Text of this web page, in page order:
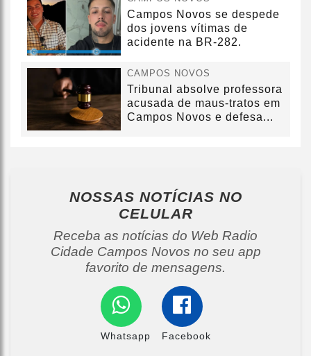
Campos Novos se despede
dos jovens vítimas de
acidente na BR-282.
CAMPOS NOVOS
Tribunal absolve professora
acusada de maus-tratos em
Campos Novos e defesa...
NOSSAS NOTÍCIAS NO
CELULAR
Receba as notícias do Web Radio
Cidade Campos Novos no seu app
favorito de mensagens.
Whatsapp Facebook